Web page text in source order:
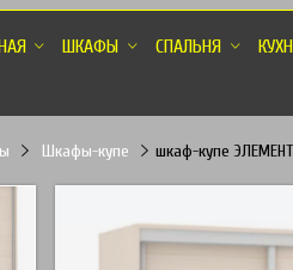
ШКАФЫ СПАЛЬНЯ
Шкафы-купе шкаф-купе